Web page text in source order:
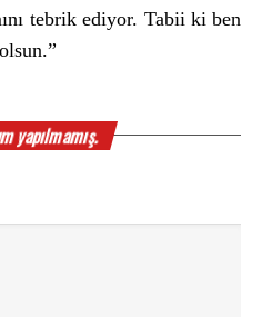
tebrik ediyor. Tabii ki ben
yapılmamış.